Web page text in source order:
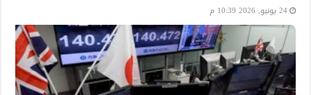
24 يونيو, 2026 10:39 م